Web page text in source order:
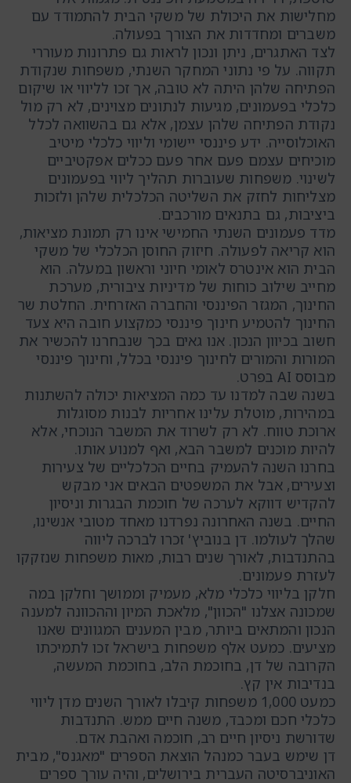
מחלישות את היכולת של משקי הבית להתמודד עם
משברים ומחדדות את הצורך בפעולה.
לצד האתגרים, ניתן ונכון לראות גם פתרונות מעוררי
תקווה. על פי נתוני המחקר השנתי, משפחות שנקודת
הפתיחה שלהן היתה לא טובה, אך זכו לליווי או שיקום
כלכלי בפעמונים, מגיעות לנתונים מצוינים, לא רק מול
נקודת הפתיחה שלהן עצמן, אלא גם בהשוואה לכלל
האוכלוסייה. ידע פיננסי יישומי וליווי כלכלי מיטיב
מוכיחים עצמם פעם אחר פעם ככלים אפקטיביים
לשינוי. משפחות שעוברות תהליך ליווי בפעמונים
מצליחות לחזק את השליטה הכלכלית שלהן ולזכות
ביציבות, גם בתנאים מורכבים.
מדד פעמונים השנתי החמישי אינו רק תמונת מציאות,
הוא קריאה לפעולה. חיזוק החוסן הכלכלי של משקי
הבית הוא אינטרס לאומי חיוני וראשון במעלה. הוא
מחייב שילוב כוחות של מדיניות ציבורית, מערכת
החינוך, המגזר הפיננסי והחברה האזרחית. החלטת שר
החינוך להטמיע חינוך פיננסי כמקצוע חובה היא צעד
חשוב בכיוון הנכון. אנו גאים בכך שנבחרנו להכשיר את
המורות והמורים לחינוך פיננסי בכלל, וחינוך פיננסי
מבוסס AI בפרט.
בשנה שבה למדנו עד כמה המציאות יכולה להשתנות
במהירות, מוטלת עלינו אחריות לבנות מסוגלות
ארוכת טווח. לא רק לשרוד את המשבר הנוכחי, אלא
להיות מוכנים למשבר הבא, ואף למנוע אותו.
בחרנו השנה להעמיק בחיים הכלכליים של צעירות
וצעירים, אבל את המשפטים הבאים אני מבקש
להקדיש דווקא לערכה של חוכמת הבגרות וניסיון
החיים. בשנה האחרונה נפרדנו מאחד מטובי אנשינו,
שהלך לעולמו. דן בנוביץ' זכרו לברכה ליווה
בהתנדבות, לאורך שנים רבות, מאות משפחות שנזקקו
לעזרת פעמונים.
חלקן בליווי כלכלי מלא, מעמיק וממושך וחלקן במה
שמכונה אצלנו "הכוון", מלאכת המיון וההכוונה למענה
הנכון והמתאים ביותר, מבין המענים המגוונים שאנו
מציעים. כמעט אלף משפחות בישראל זכו לתמיכתו
הקרובה של דן, בחוכמת הלב, בחוכמת המעשה,
בנדיבות אין קץ.
כמעט 1,000 משפחות קיבלו לאורך השנים מדן ליווי
כלכלי חכם ומכבד, משנה חיים ממש. התנדבות
שדורשת ניסיון חיים רב, חוכמה ואהבת אדם.
דן שימש בעבר כמנהל הוצאת הספרים "מאגנס", מבית
האוניברסיטה העברית בירושלים, והיה עורך ספרים